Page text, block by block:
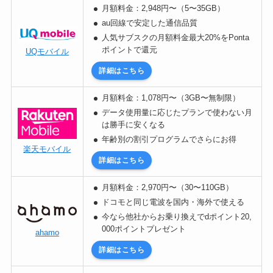
UQモバイル
月額料金：2,948円〜（5〜35GB）
au回線で安定した通信品質
人気サブスクの月額料金最大20%をPonta
ポイントで還元
詳細はこちら
楽天モバイル
月額料金：1,078円〜（3GB〜無制限）
データ使用量に応じたプランで使わない月
は勝手に安くなる
年齢別の割引プログラムでさらにお得
詳細はこちら
ahamo
月額料金：2,970円〜（30〜110GB）
ドコモと同じ電波を国内・海外で使える
今なら他社からお乗り換えでdポイント20,
000ポイントプレゼント
詳細はこちら